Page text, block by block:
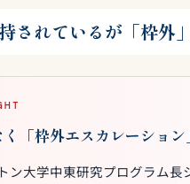
されているが「枠外
「枠外エスカレーション
ン大学中東研究プログラム